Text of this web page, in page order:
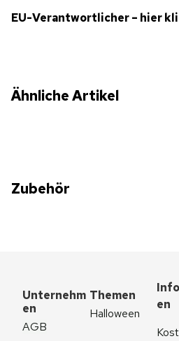
EU-Verantwortlicher – hier
Ähnliche Artikel
Zubehör
Unternehm
en
AGB
Themen
Halloween
en